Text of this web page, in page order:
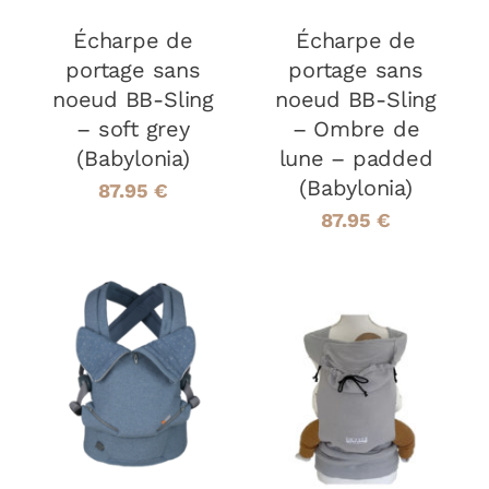
Écharpe de
portage sans
noeud BB-Sling
– soft grey
(Babylonia)
87.95 €
Écharpe de
portage sans
noeud BB-Sling
– Ombre de
lune – padded
(Babylonia)
87.95 €
AJOUTER AU
PANIER
/
CHOIX DES
OPTIONS
CE
PRODUIT
A
PLUSIEURS